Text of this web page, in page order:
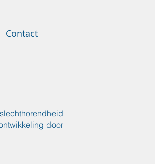
Contact
door